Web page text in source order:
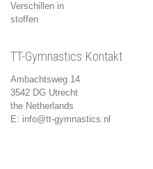
Verschillen in
stoffen
TT-Gymnastics Kontakt
Ambachtsweg 14
3542 DG Utrecht
the Netherlands
E: info@tt-gymnastics.nl